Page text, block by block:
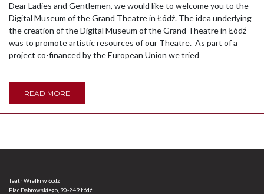
Dear Ladies and Gentlemen, we would like to welcome you to the
Digital Museum of the Grand Theatre in Łódź. The idea underlying
the creation of the Digital Museum of the Grand Theatre in Łódź
was to promote artistic resources of our Theatre. As part of a
project co-financed by the European Union we tried
READ MORE
Teatr Wielki w Łodzi
Plac Dąbrowskiego, 90-249 Łódź